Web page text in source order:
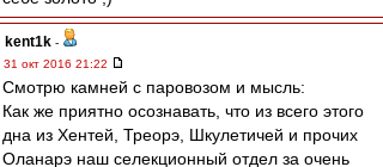
kent1k -
31 окт 2016 21:22
Смотрю камней с паровозом и мысль:
Как же приятно осознавать, что из всего этого
дна из Хентей, Треорэ, Шкулетичей и прочих
Оланарэ наш селекционный отдел за очень